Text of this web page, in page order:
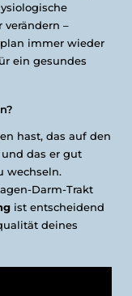
–
immer wieder
ein gesundes
hast, das auf den
das er gut
wechseln.
Darm-Trakt
ist entscheidend
deines